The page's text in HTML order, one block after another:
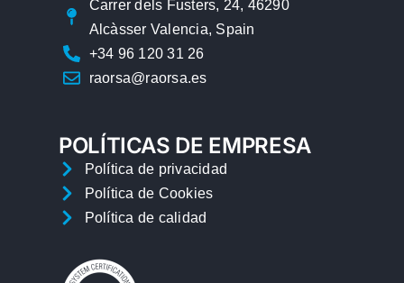
Carrer dels Fusters, 24, 46290
Alcàsser Valencia, Spain
+34 96 120 31 26
raorsa@raorsa.es
POLÍTICAS DE EMPRESA
Política de privacidad
Política de Cookies
Política de calidad